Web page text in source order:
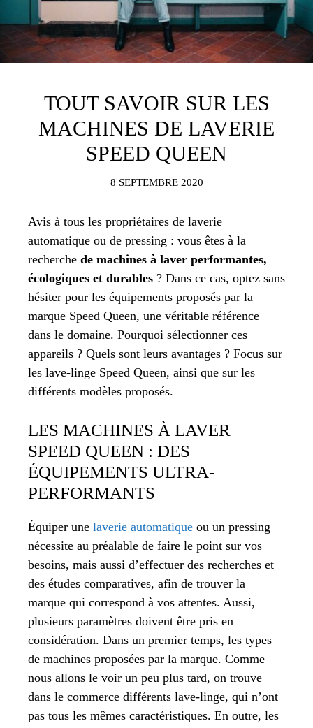
TOUT SAVOIR SUR LES
MACHINES DE LAVERIE
SPEED QUEEN
8 SEPTEMBRE 2020
Avis à tous les propriétaires de laverie
automatique ou de pressing : vous êtes à la
recherche de machines à laver performantes,
écologiques et durables ? Dans ce cas, optez sans
hésiter pour les équipements proposés par la
marque Speed Queen, une véritable référence
dans le domaine. Pourquoi sélectionner ces
appareils ? Quels sont leurs avantages ? Focus sur
les lave-linge Speed Queen, ainsi que sur les
différents modèles proposés.
LES MACHINES À LAVER
SPEED QUEEN : DES
ÉQUIPEMENTS ULTRA-
PERFORMANTS
Équiper une laverie automatique ou un pressing
nécessite au préalable de faire le point sur vos
besoins, mais aussi d’effectuer des recherches et
des études comparatives, afin de trouver la
marque qui correspond à vos attentes. Aussi,
plusieurs paramètres doivent être pris en
considération. Dans un premier temps, les types
de machines proposées par la marque. Comme
nous allons le voir un peu plus tard, on trouve
dans le commerce différents lave-linge, qui n’ont
pas tous les mêmes caractéristiques. En outre, les